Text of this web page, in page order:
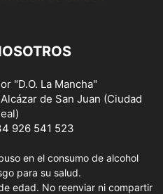
"D.O. La Mancha"
de San Juan (Ciudad
926 541 523
en el consumo de alcohol
para su salud.
edad. No reenviar ni compartir